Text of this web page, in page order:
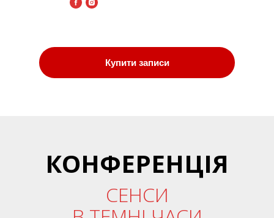
Купити записи
КОНФЕРЕНЦІЯ
СЕНСИ